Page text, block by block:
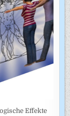
Effekte